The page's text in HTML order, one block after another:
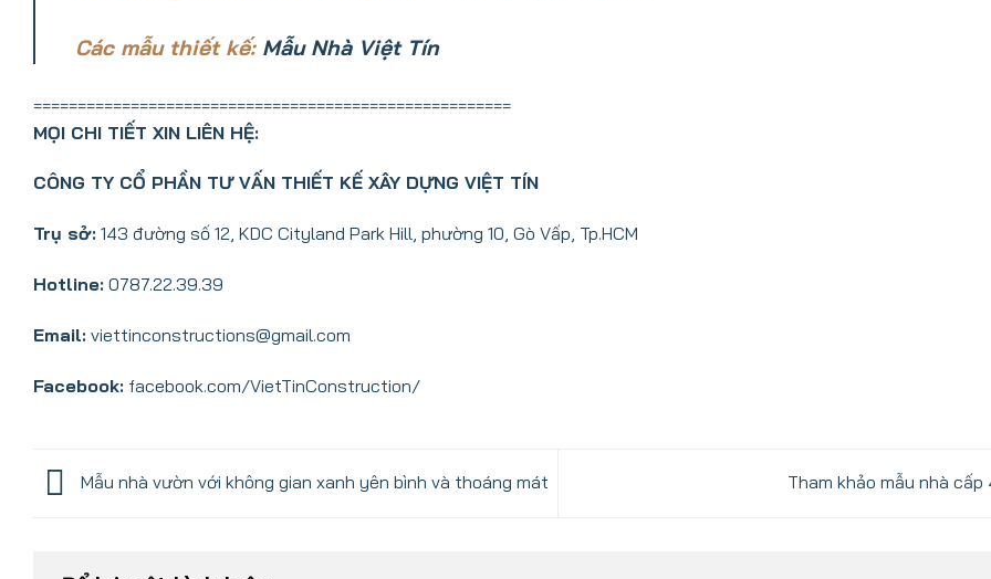
Các mẫu thiết kế: Mẫu Nhà Việt Tín
======================================================
MỌI CHI TIẾT XIN LIÊN HỆ:
CÔNG TY CỔ PHẦN TƯ VẤN THIẾT KẾ XÂY DỰNG VIỆT TÍN
Trụ sở: 143 đường số 12, KDC Cityland Park Hill, phường 10, Gò Vấp, Tp.HCM
Hotline: 0787.22.39.39
Email: viettinconstructions@gmail.com
Facebook: facebook.com/VietTinConstruction/
Mẫu nhà vườn với không gian xanh yên bình và thoáng mát Tham khảo mẫu nhà cấp